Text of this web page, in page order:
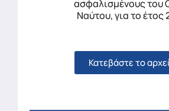
ασφαλισμένους του
Ναύτου, για το έτος
Κατεβάστε το